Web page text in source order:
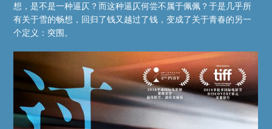
想，是不是一种逼仄？而这种逼仄何尝不属于佩佩？于是几乎所
有关于雪的畅想，回归了钱又越过了钱，变成了关于青春的另一
个定义：突围。